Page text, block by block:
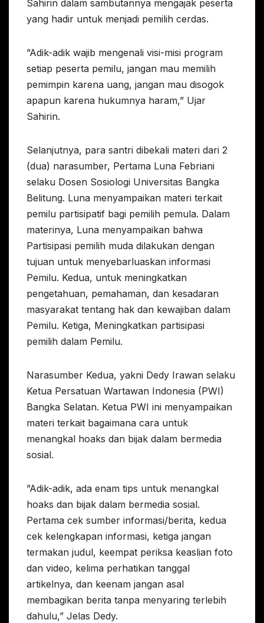
Sahirin dalam sambutannya mengajak peserta
yang hadir untuk menjadi pemilih cerdas.
”Adik-adik wajib mengenali visi-misi program
setiap peserta pemilu, jangan mau memilih
pemimpin karena uang, jangan mau disogok
apapun karena hukumnya haram,” Ujar
Sahirin.
Selanjutnya, para santri dibekali materi dari 2
(dua) narasumber, Pertama Luna Febriani
selaku Dosen Sosiologi Universitas Bangka
Belitung. Luna menyampaikan materi terkait
pemilu partisipatif bagi pemilih pemula. Dalam
materinya, Luna menyampaikan bahwa
Partisipasi pemilih muda dilakukan dengan
tujuan untuk menyebarluaskan informasi
Pemilu. Kedua, untuk meningkatkan
pengetahuan, pemahaman, dan kesadaran
masyarakat tentang hak dan kewajiban dalam
Pemilu. Ketiga, Meningkatkan partisipasi
pemilih dalam Pemilu.
Narasumber Kedua, yakni Dedy Irawan selaku
Ketua Persatuan Wartawan Indonesia (PWI)
Bangka Selatan. Ketua PWI ini menyampaikan
materi terkait bagaimana cara untuk
menangkal hoaks dan bijak dalam bermedia
sosial.
”Adik-adik, ada enam tips untuk menangkal
hoaks dan bijak dalam bermedia sosial.
Pertama cek sumber informasi/berita, kedua
cek kelengkapan informasi, ketiga jangan
termakan judul, keempat periksa keaslian foto
dan video, kelima perhatikan tanggal
artikelnya, dan keenam jangan asal
membagikan berita tanpa menyaring terlebih
dahulu,” Jelas Dedy.